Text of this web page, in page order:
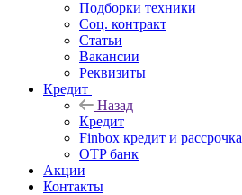
Подборки техники
Соц. контракт
Статьи
Вакансии
Реквизиты
Кредит
Назад
Кредит
Finbox кредит и рассрочка
OTP банк
Акции
Контакты